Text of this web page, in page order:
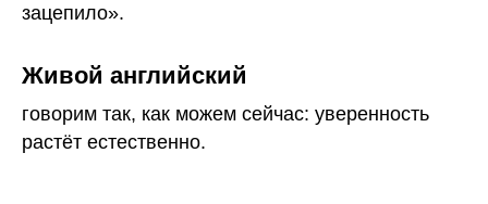
зацепило».
Живой английский
говорим так, как можем сейчас: уверенность
растёт естественно.